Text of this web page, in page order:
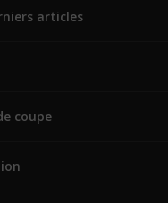
articles
coupe